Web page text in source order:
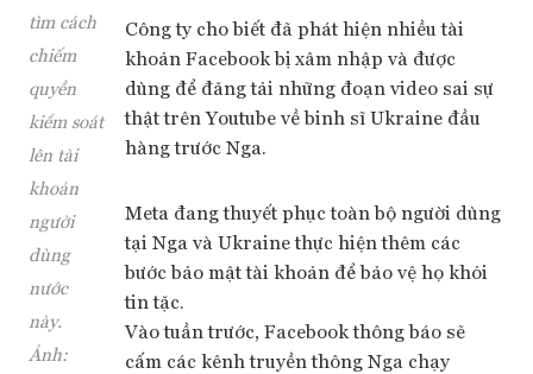
tìm cách
chiếm
quyền
kiểm soát
lên tài
khoản
người
dùng
nước
này.
Ảnh:
Công ty cho biết đã phát hiện nhiều tài
khoản Facebook bị xâm nhập và được
dùng để đăng tải những đoạn video sai sự
thật trên Youtube về binh sĩ Ukraine đầu
hàng trước Nga.
Meta đang thuyết phục toàn bộ người dùng
tại Nga và Ukraine thực hiện thêm các
bước bảo mật tài khoản để bảo vệ họ khỏi
tin tặc.
Vào tuần trước, Facebook thông báo sẽ
cấm các kênh truyền thông Nga chạy